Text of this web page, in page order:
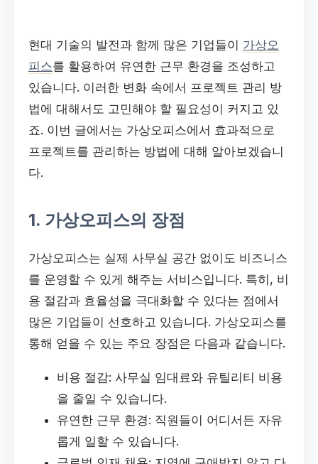
현대 기술의 발전과 함께 많은 기업들이 가상오
피스를 활용하여 유연한 근무 환경을 조성하고
있습니다. 이러한 변화 속에서 프로젝트 관리 방
법에 대해서도 고민해야 할 필요성이 커지고 있
죠. 이번 글에서는 가상오피스에서 효과적으로
프로젝트를 관리하는 방법에 대해 알아보겠습니
다.
1. 가상오피스의 장점
가상오피스는 실제 사무실 공간 없이도 비즈니스
를 운영할 수 있게 해주는 서비스입니다. 특히, 비
용 절감과 효율성을 극대화할 수 있다는 점에서
많은 기업들이 선호하고 있습니다. 가상오피스를
통해 얻을 수 있는 주요 장점은 다음과 같습니다.
비용 절감: 사무실 임대료와 유틸리티 비용
을 줄일 수 있습니다.
유연한 근무 환경: 직원들이 어디서든 자유
롭게 일할 수 있습니다.